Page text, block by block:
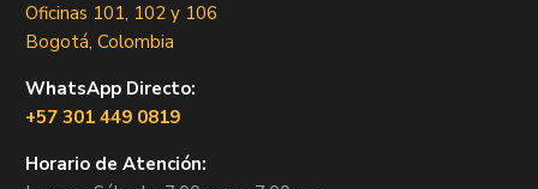
Oficinas 101, 102 y 106
Bogotá, Colombia
WhatsApp Directo:
+57 301 449 0819
Horario de Atención: